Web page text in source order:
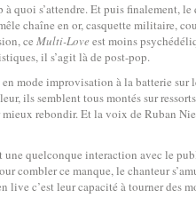
quoi s’attendre. Et puis finalement,
chaîne en or, casquette militaire,
ce Multi-Love est moins
il s’agit là de post-pop.
mode improvisation à la batterie sur
ils semblent tous montés sur
rebondir. Et la voix de Ruban
quelconque interaction avec le
combler ce manque, le chanteur
live c’est leur capacité à tourner des